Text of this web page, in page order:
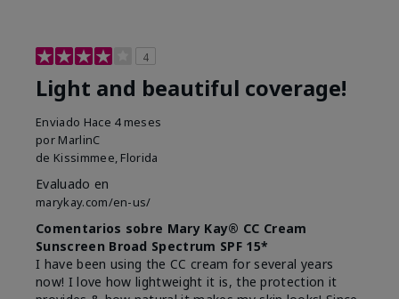
4
Light and beautiful coverage!
Enviado Hace 4 meses
por MarlinC
de Kissimmee, Florida
Evaluado en
marykay.com/en-us/
Comentarios sobre Mary Kay® CC Cream
Sunscreen Broad Spectrum SPF 15*
I have been using the CC cream for several years
now! I love how lightweight it is, the protection it